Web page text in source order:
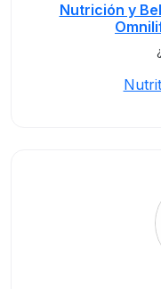
Nutrición y